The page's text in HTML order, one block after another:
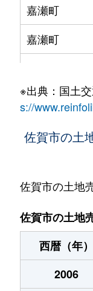
嘉瀬町
嘉瀬町
嘉瀬町
川副町大字
川副町大字
川副町大字南
川副町大字南
※出典：国土
s://
佐賀市の土
佐賀市の土地
佐賀市の土地
西暦（年）
2006